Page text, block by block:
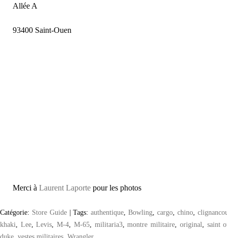
Allée A
93400 Saint-Ouen
Merci à Laurent Laporte pour les photos
Catégorie: Store Guide |Tags:authentique ,Bowling ,cargo chino,
khaki
Lee,Levis ,M-4 M-65, militaria3,montre militaire original
saint
duke vestes militaires Wrangler